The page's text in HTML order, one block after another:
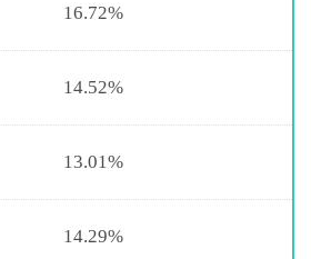
16.72%
14.52%
13.01%
14.29%